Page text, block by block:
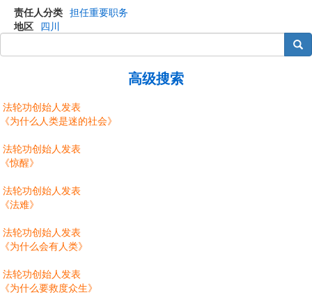
责任人分类 担任重要职务
地区 四川
搜索
高级搜索
法轮功创始人发表
《为什么人类是迷的社会》
法轮功创始人发表
《惊醒》
法轮功创始人发表
《法难》
法轮功创始人发表
《为什么会有人类》
法轮功创始人发表
《为什么要救度众生》